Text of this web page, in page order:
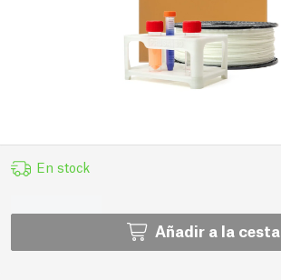
En stock
Añadir a la cesta